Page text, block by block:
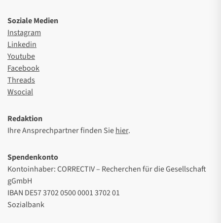
Soziale Medien
Instagram
Linkedin
Youtube
Facebook
Threads
Wsocial
Redaktion
Ihre Ansprechpartner finden Siehier.
Spendenkonto
Kontoinhaber: CORRECTIV – Recherchen für die Gesellschaft
gGmbH
IBAN DE57 3702 0500 0001 3702 01
Sozialbank